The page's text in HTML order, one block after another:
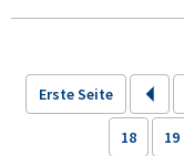
Erste Seite
18 19